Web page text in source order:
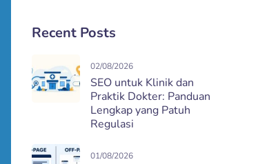
Recent Posts
02/08/2026
SEO untuk Klinik dan
Praktik Dokter: Panduan
Lengkap yang Patuh
Regulasi
01/08/2026